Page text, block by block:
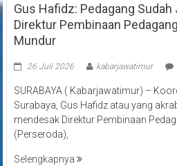
Gus Hafidz: Pedagang Sudah
Direktur Pembinaan
Mundur
26 Juli 2026 kabarjawatimur
SURABAYA ( Kabarjawatimur) –
Surabaya, Gus Hafidz atau yang
mendesak Direktur Pembinaan
(Perseroda),
Selengkapnya